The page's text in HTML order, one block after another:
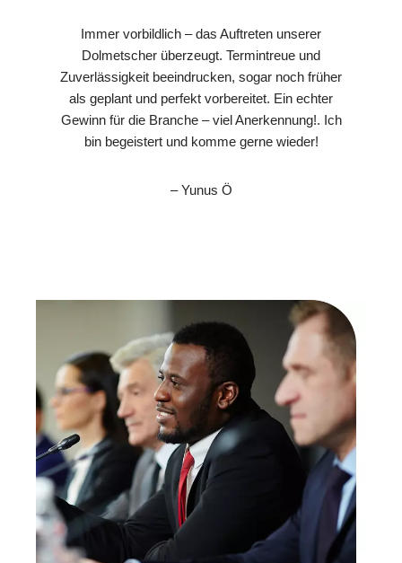
Immer vorbildlich – das Auftreten unserer
Dolmetscher überzeugt. Termintreue und
Zuverlässigkeit beeindrucken, sogar noch früher
als geplant und perfekt vorbereitet. Ein echter
Gewinn für die Branche – viel Anerkennung!. Ich
bin begeistert und komme gerne wieder!
– Yunus Ö